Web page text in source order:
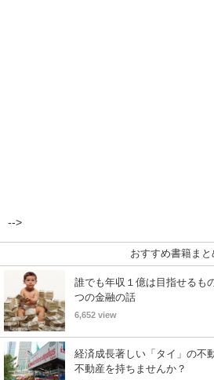
-->
おすすめ書籍まと
誰でも年収１億は目指せるも
つの金融の話
6,652 view
経済成長著しい「タイ」の不
不動産を持ちませんか？